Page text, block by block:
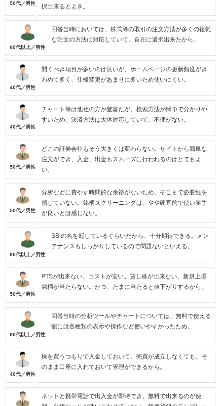
50代／男性
択出来るとよき。
60代以上／男性
回答当時においては、株式等の取引の注文方法が多くの複雑
な注文の方法に対応していて、自在に選択出来たから。
40代／男性
開くべき項目が多いのは良いが、ホームページの更新頻度がき
わめて多く、仕様変更があまりに多いため使いにくい。
40代／男性
チャート等は他社の方が豊富だが、検索方法が簡単で分かりや
すいため。決済方法は大体対応していて、不便がない。
50代／男性
どこの証券会社もそう大きくは変わらない。サイトから簡単な
注文ができ、入金、出金もスムーズに行われるのはとてもよ
い。
50代／男性
分析などに費やす時間的な余裕がないため、そこまで必要性を
感じていない。銘柄スクリーニングは、やや硬直的で使い勝手
が良いとは感じない。
60代以上／男性
SBIの名を冠しているぐらいだから、十分期待できる。メン
テナンスもしっかりしているので問題ないといえる。
50代／男性
PTSが出来ない。コストが安い。貸し株が出来ない。新規上場
銘柄が当たらない。かつ、たまに当たると値下がりするから。
60代以上／男性
回答当時の分析ツールやチャートについては、無料で使える
割には各種類の表示や操作など使いやすかったため。
40代／男性
株を買うつもりで入金しておいて、売買が成立しなくても、そ
のまま口座に入れておいて管理ができるから。
ネットと携帯電話で出入金が即時でき、無料で出来るのが便